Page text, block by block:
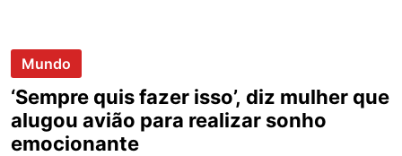
Mundo
‘Sempre quis fazer isso’, diz mulher que
alugou avião para realizar sonho
emocionante